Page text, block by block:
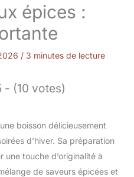
épices :
/ 3 minutes de lecture
- (10 votes)
boisson délicieusement
d’hiver. Sa préparation
une touche d’originalité à
de saveurs épicées et